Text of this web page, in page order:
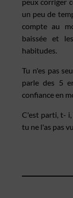
un peu de
compte au
baissée et
habitudes.
Tu n'es pas
parle des 5
confiance en
C'est parti, t-
tu ne l'as pas